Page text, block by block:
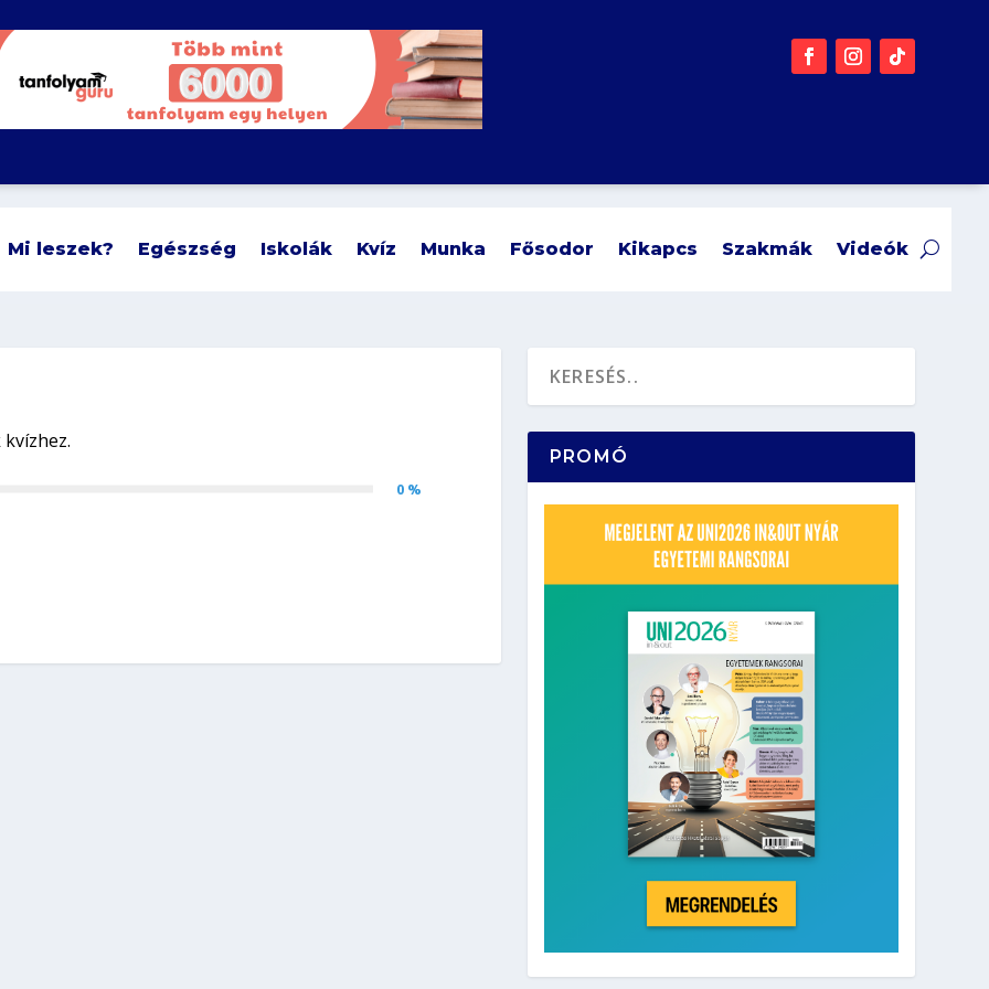
Mi leszek? Egészség Iskolák Kvíz Munka Fősodor Kikapcs Szakmák Videók
0 %
PROMÓ